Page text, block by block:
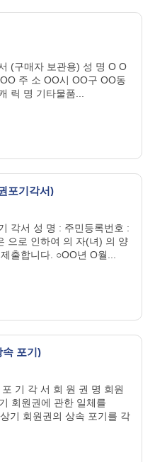
(구매자 보관용) 성 명 O O
주 소 OO시 OO구 OO동
릭 명 기타물품...
포기각서)
각서 성 명 : 주민등록번호 :
으로 인하여 의 자(녀) 의 양
출합니다. ○OO년 O월...
속 포기)
기 각 서 회 원 권 명 회원
회원권에 관한 일체를
기 회원권의 상속 포기를 각